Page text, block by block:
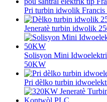
Pri turbin idwolik
Jeneratè turbin idwolik
Solisyon Mini
50KW
Pri dèlko turbin